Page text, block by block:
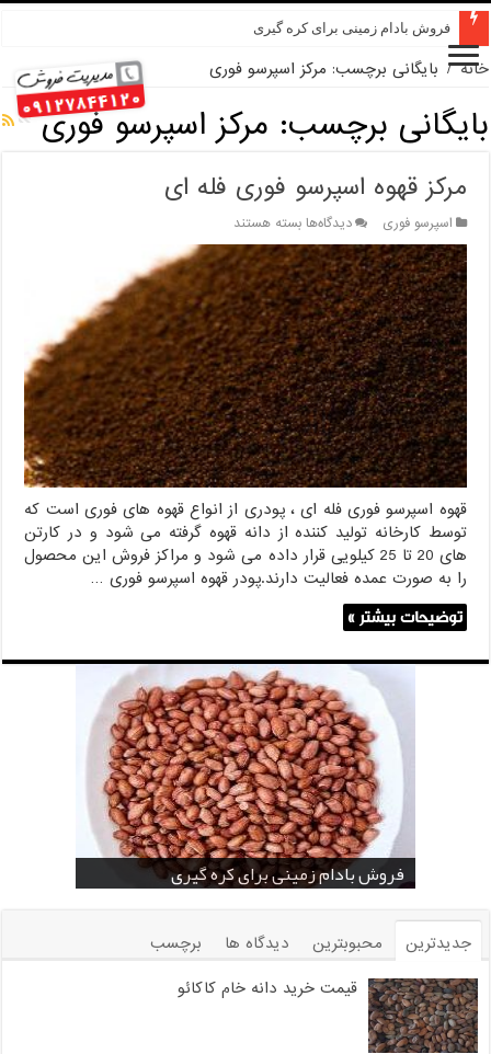
فروش بادام زمینی برای کره گیری
خانه / بایگانی برچسب: مرکز اسپرسو فوری
بایگانی برچسب: مرکز اسپرسو فوری
مرکز قهوه اسپرسو فوری فله ای
اسپرسو فوری دیدگاه‌هابرای
مرکز
قهوه
اسپرسو
فوری
فله
ای
بسته هستند
قهوه اسپرسو فوری فله ای ، پودری از انواع قهوه های فوری است که
توسط کارخانه تولید کننده از دانه قهوه گرفته می شود و در کارتن
های 20 تا 25 کیلویی قرار داده می شود و مراکز فروش این محصول
را به صورت عمده فعالیت دارند.پودر قهوه اسپرسو فوری …
توضیحات بیشتر »
قیمت خرید دانه خام کاکائو
فروش بادام زمینی برای کره گیری
خرید عمده کنجد در تهران
خرید عمده کنجد سیاه و سفید
خرید بادام زمینی فله
خرید عمده کنجد سیاه
خرید عمده کنجد سفید
قیمت خرید کافی میت در کرمان
فروش انواع کنجد در یزد ( Sesame )
جدیدترین محبوبترین دیدگاه ها
برچسب
قیمت خرید دانه خام کاکائو